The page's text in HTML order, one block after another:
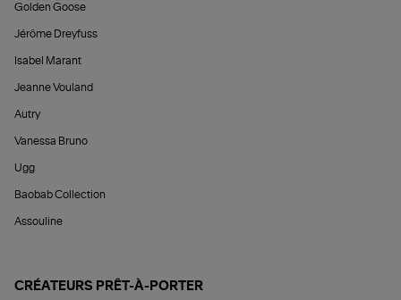
Golden Goose
Jérôme Dreyfuss
Isabel Marant
Jeanne Vouland
Autry
Vanessa Bruno
Ugg
Baobab Collection
Assouline
CRÉATEURS PRÊT-À-PORTER